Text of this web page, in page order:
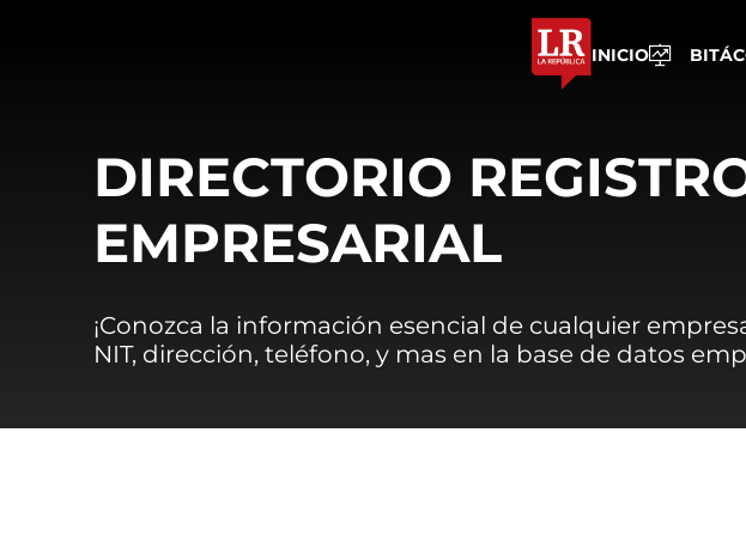
INICIO
DIRECTORIO
EMPRESARIAL
¡Conozca la información esencial de cualquier
NIT, dirección, teléfono, y mas en la base de datos